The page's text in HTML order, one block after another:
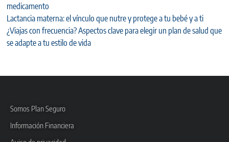
medicamento
Lactancia materna: el vínculo que nutre y protege a tu bebé y a ti
¿Viajas con frecuencia? Aspectos clave para elegir un plan de salud que
se adapte a tu estilo de vida
Somos Plan Seguro
Información Financiera